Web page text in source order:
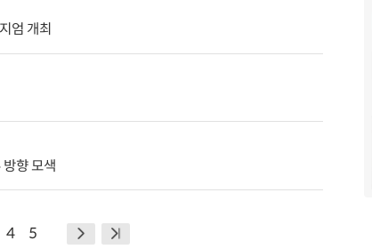
엄 개최
향 모색
4 5